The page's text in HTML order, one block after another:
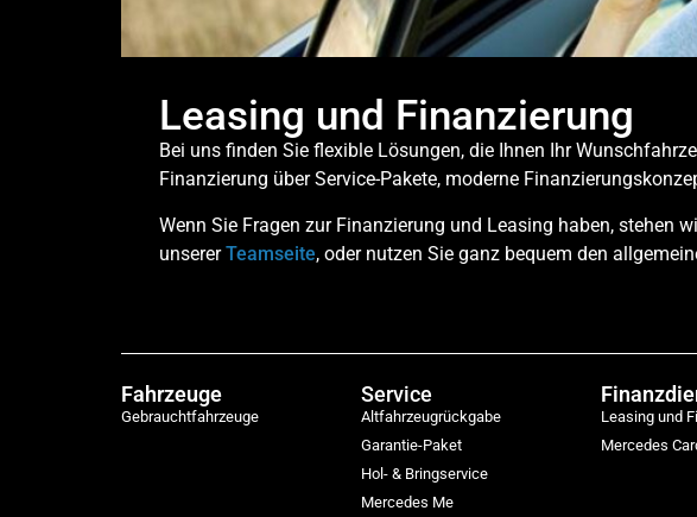
Leasing und Finanzierung
Bei uns finden Sie flexible Lösungen, die Ihnen Ihr
Finanzierung über Service-Pakete, moderne
Wenn Sie Fragen zur Finanzierung und Leasing haben, stehen
unsererTeamseite, oder nutzen Sie ganz bequem den
Fahrzeuge
Gebrauchtfahrzeuge
Service
Altfahrzeugrückgabe
Garantie-Paket
Hol- & Bringservice
Mercedes Me
Leasing und
Mercedes